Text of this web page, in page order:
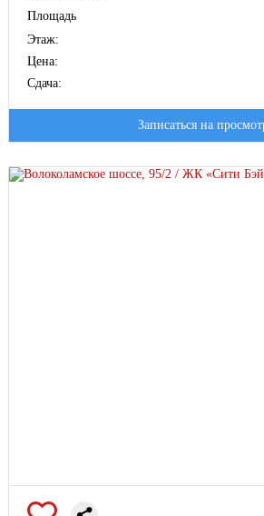
Площадь
Этаж:
Цена:
Сдача:
Записаться на